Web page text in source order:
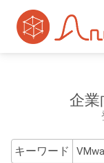
企業
キーワード